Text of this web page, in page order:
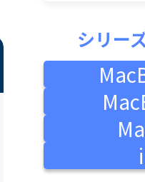
シリー